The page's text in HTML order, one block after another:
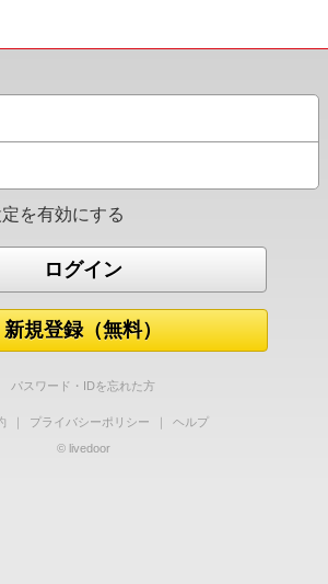
を有効にする
新規登録（無料）
パスワード・IDを忘れた方
｜ プライバシーポリシー ｜
ヘルプ
© livedoor